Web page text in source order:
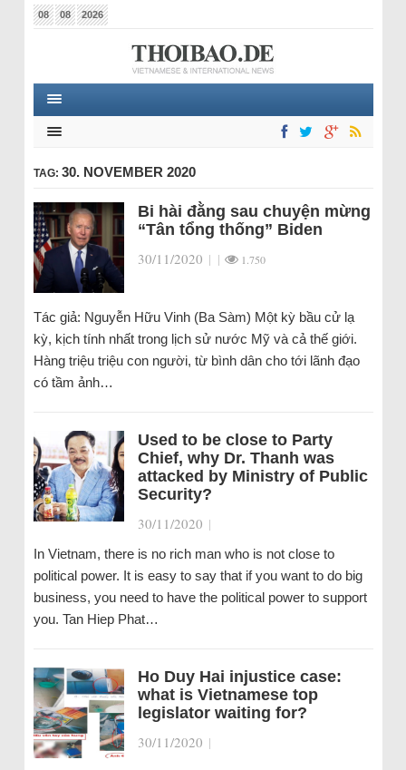
08 08 2026
TAG: 30. NOVEMBER 2020
Bi hài đằng sau chuyện mừng
“Tân tổng thống” Biden
30/11/2020 | | 1.750
Tác giả: Nguyễn Hữu Vinh (Ba Sàm) Một kỳ bầu cử lạ
kỳ, kịch tính nhất trong lịch sử nước Mỹ và cả thế giới.
Hàng triệu triệu con người, từ bình dân cho tới lãnh đạo
có tầm ảnh…
Used to be close to Party
Chief, why Dr. Thanh was
attacked by Ministry of Public
Security?
30/11/2020 |
In Vietnam, there is no rich man who is not close to
political power. It is easy to say that if you want to do big
business, you need to have the political power to support
you. Tan Hiep Phat…
Ho Duy Hai injustice case:
what is Vietnamese top
legislator waiting for?
30/11/2020 |